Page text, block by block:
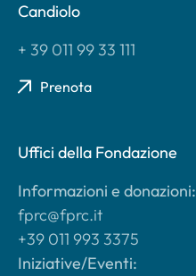
Candiolo
+ 39 011 99 33 111
Prenota
Uffici della Fondazione
Informazioni e donazioni:
fprc@fprc.it
+39 011 993 3375
Iniziative/Eventi: